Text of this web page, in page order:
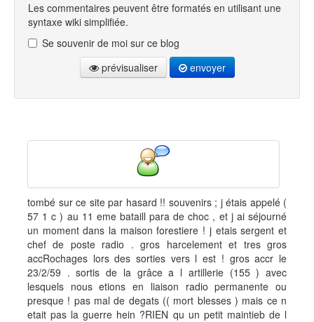
Les commentaires peuvent être formatés en utilisant une
syntaxe wiki simplifiée.
Se souvenir de moi sur ce blog
prévisualiser
envoyer
tombé sur ce site par hasard !! souvenirs ; j étais appelé (
57 1 c ) au 11 eme bataill para de choc , et j ai séjourné
un moment dans la maison forestiere ! j etais sergent et
chef de poste radio . gros harcelement et tres gros
accRochages lors des sorties vers l est ! gros accr le
23/2/59 . sortis de la grâce a l artillerie (155 ) avec
lesquels nous etions en liaison radio permanente ou
presque ! pas mal de degats (( mort blesses ) mais ce n
etait pas la guerre hein ?RIEN qu un petit maintieb de l